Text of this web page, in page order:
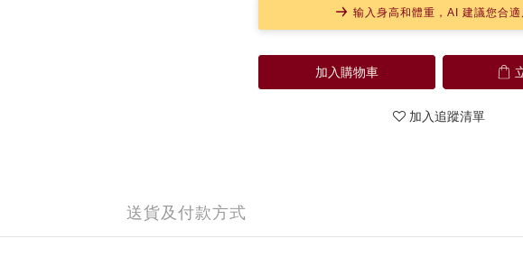
输入身高和體重，AI 建議您合適
加入購物車
加入追蹤清單
送貨及付款方式